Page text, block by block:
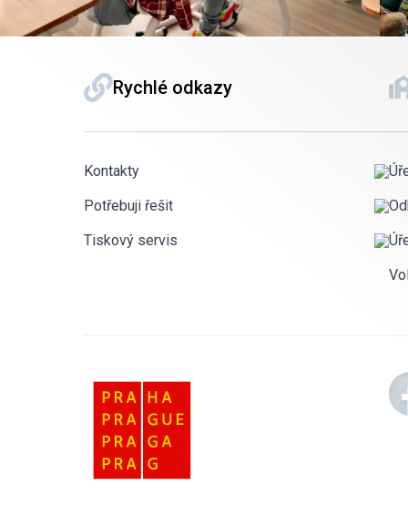
Rychlé odkazy
Kontakty
Potřebuji řešit
Tiskový servis